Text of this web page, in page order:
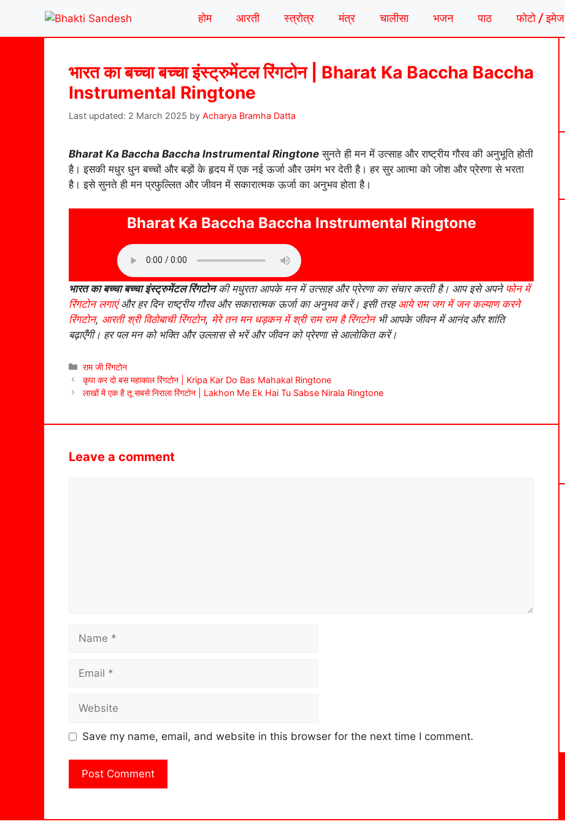
content
होम आरती स्त्रोत्र मंत्र चालीसा भजन पाठ फोटो / इमेज
भारत का बच्चा बच्चा इंस्ट्रुमेंटल रिंगटोन | Bharat Ka Baccha Baccha
Instrumental Ringtone
2 March 2025 by Acharya Bramha Datta
Bharat Ka Baccha Baccha Instrumental Ringtone सुनते ही मन में उत्साह और राष्ट्रीय गौरव की अनुभूति होती
है। इसकी मधुर धुन बच्चों और बड़ों के हृदय में एक नई ऊर्जा और उमंग भर देती है। हर सुर आत्मा को जोश और प्रेरणा से भरता
है। इसे सुनते ही मन प्रफुल्लित और जीवन में सकारात्मक ऊर्जा का अनुभव होता है।
Bharat Ka Baccha Baccha Instrumental Ringtone
भारत का बच्चा बच्चा इंस्ट्रुमेंटल रिंगटोनकी मधुरता आपके मन में उत्साह और प्रेरणा का संचार करती है। आप इसे अपने फोन में
रिंगटोन लगाएंऔर हर दिन राष्ट्रीय गौरव और सकारात्मक ऊर्जा का अनुभव करें। इसी तरहआये राम जग में जन कल्याण करने
रिंगटोन, आरती श्री विठोबाची रिंगटोन, मेरे तन मन धड़कन में श्री राम राम है रिंगटोनभी आपके जीवन में आनंद और शांति
बढ़ाएँगी। हर पल मन को भक्ति और उल्लास से भरें और जीवन को प्रेरणा से आलोकित करें।
Categories
राम जी रिंगटोन
कृपा कर दो बस महाकाल रिंगटोन | Kripa Kar Do Bas Mahakal Ringtone
लाखों में एक है तू सबसे निराला रिंगटोन | Lakhon Me Ek Hai Tu Sabse Nirala Ringtone
Leave a comment
Save my name, email, and website in this browser for the next time I comment.